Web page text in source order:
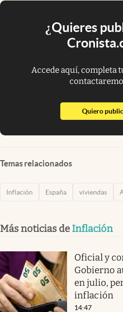
¿Quieres
Accede aquí, completa
Quiero
Temas relacionados
Inflación España viviendas
Más noticias de Inflación
Oficial y
Gobierno
en julio,
inflación
14:47